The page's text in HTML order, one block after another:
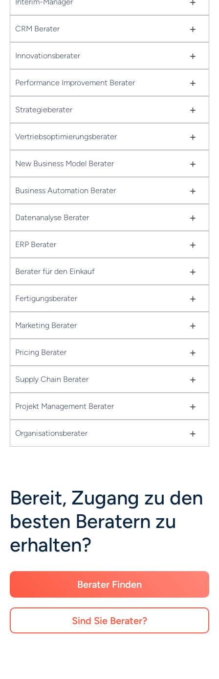
CRM Berater +
Innovationsberater +
Performance Improvement Berater +
Strategieberater +
Vertriebsoptimierungsberater +
New Business Model Berater +
Business Automation Berater +
Datenanalyse Berater +
ERP Berater +
Berater für den Einkauf +
Fertigungsberater +
Marketing Berater +
Pricing Berater +
Supply Chain Berater +
Projekt Management Berater +
Organisationsberater +
Bereit, Zugang zu den
besten Beratern zu
erhalten?
Berater Finden
Sind Sie Berater?